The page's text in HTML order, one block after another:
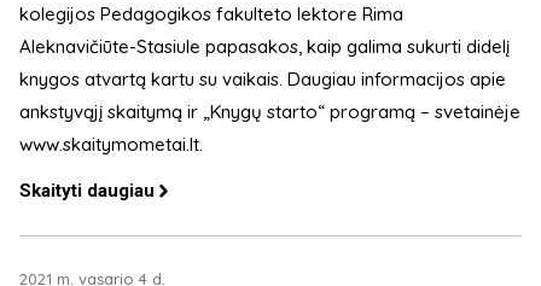
kolegijos Pedagogikos fakulteto lektore Rima
Aleknavičiūte-Stasiule papasakos, kaip galima sukurti didelį
knygos atvartą kartu su vaikais. Daugiau informacijos apie
ankstyvąjį skaitymą ir „Knygų starto“ programą – svetainėje
www.skaitymometai.lt.
Skaityti daugiau
2021 m. vasario 4 d.